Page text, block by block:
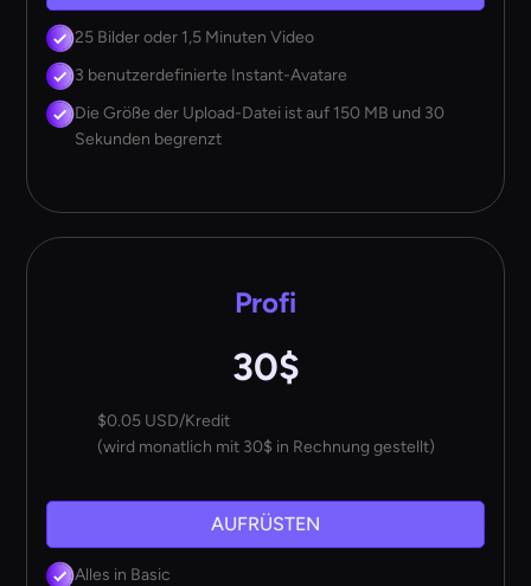
25 Bilder oder 1,5 Minuten Video
3 benutzerdefinierte Instant-Avatare
Die Größe der Upload-Datei ist auf 150 MB und 30
Sekunden begrenzt
Profi
30$
$0.05 USD/Kredit
(wird monatlich mit 30$ in Rechnung gestellt)
AUFRÜSTEN
Alles in Basic